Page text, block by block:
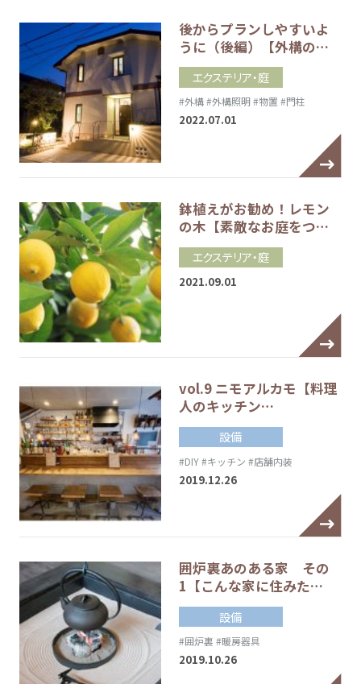
後からプランしやすいよ
うに（後編）【外構の…
エクステリア・庭
#外構#外構照明 #物置 #門柱
2022.07.01
鉢植えがお勧め！レモン
の木【素敵なお庭をつ…
エクステリア・庭
2021.09.01
vol.9 ニモアルカモ【料理
人のキッチン…
設備
#DIY#キッチン #店舗内装
2019.12.26
囲炉裏あのある家 その
1【こんな家に住みた…
設備
#囲炉裏 #暖房器具
2019.10.26